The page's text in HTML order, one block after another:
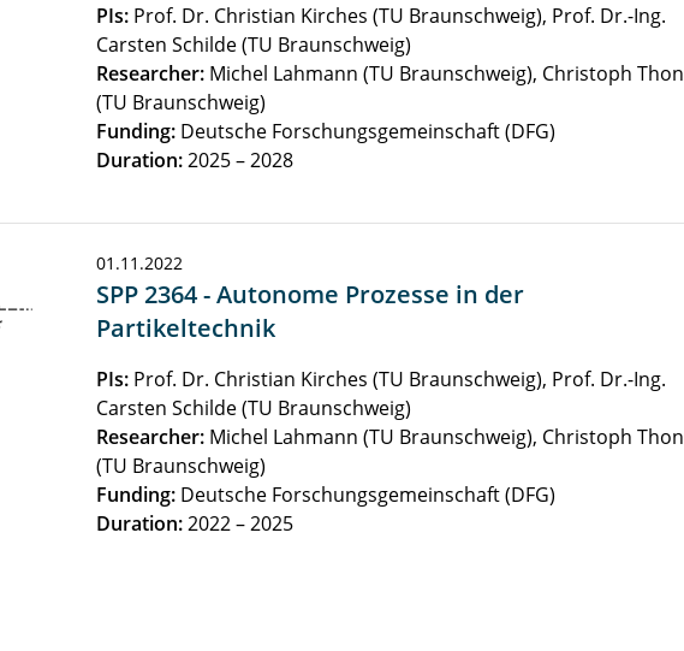
PIs:Prof. Dr. Christian Kirches (TU Braunschweig), Prof. Dr.-Ing.
Carsten Schilde (TU Braunschweig)
Researcher:Michel Lahmann (TU Braunschweig), Christoph Thon
(TU Braunschweig)
Funding:Deutsche Forschungsgemeinschaft (DFG)
Duration:2025 – 2028
01.11.2022
SPP 2364 - Autonome Prozesse in der
Partikeltechnik
PIs:Prof. Dr. Christian Kirches (TU Braunschweig), Prof. Dr.-Ing.
Carsten Schilde (TU Braunschweig)
Researcher:Michel Lahmann (TU Braunschweig), Christoph Thon
(TU Braunschweig)
Funding:Deutsche Forschungsgemeinschaft (DFG)
Duration:2022 – 2025